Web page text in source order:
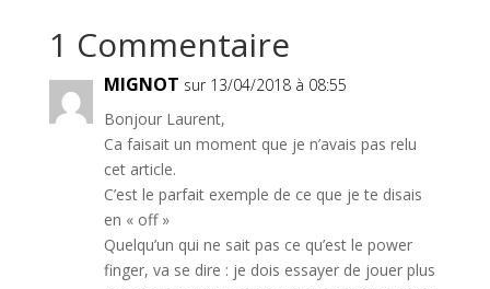
1 Commentaire
MIGNOT sur 13/04/2018 à 08:55
Bonjour Laurent,
Ca faisait un moment que je n’avais pas relu
cet article.
C’est le parfait exemple de ce que je te disais
en « off »
Quelqu’un qui ne sait pas ce qu’est le power
finger, va se dire : je dois essayer de jouer plus